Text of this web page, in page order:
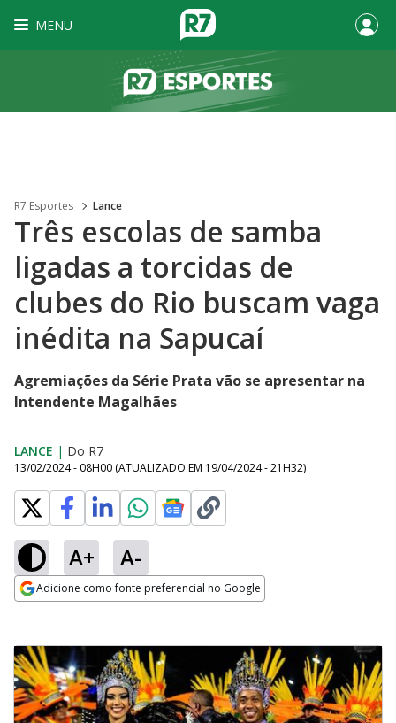
MENU
R7 Esportes Lance
Três escolas de samba
ligadas a torcidas de
clubes do Rio buscam vaga
inédita na Sapucaí
Agremiações da Série Prata vão se apresentar na
Intendente Magalhães
LANCE | Do R7
13/02/2024 - 08H00 (ATUALIZADO EM 19/04/2024 - 21H32)
A+ A-
Adicione como fonte preferencial no Google